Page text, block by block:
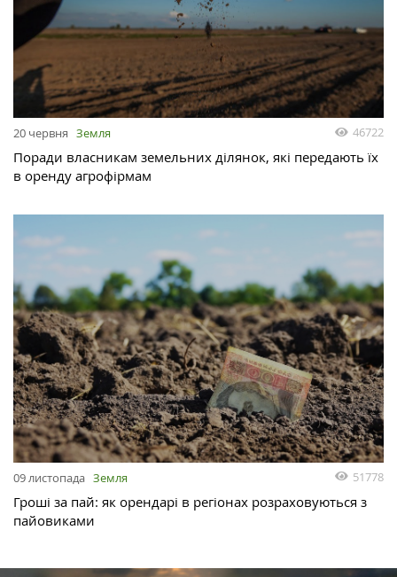
20 червня Земля 46722
Поради власникам земельних ділянок, які передають їх
в оренду агрофірмам
09 листопада Земля 51778
Гроші за пай: як орендарі в регіонах розраховуються з
пайовиками